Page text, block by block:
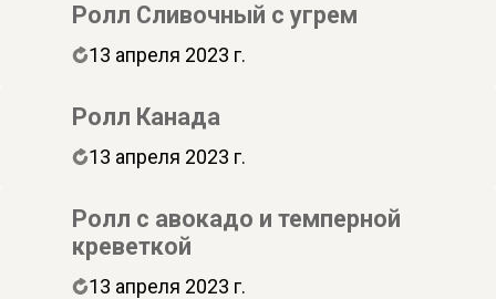
Ролл Сливочный с угрем
13 апреля 2023 г.
Ролл Канада
13 апреля 2023 г.
Ролл с авокадо и темперной
креветкой
13 апреля 2023 г.